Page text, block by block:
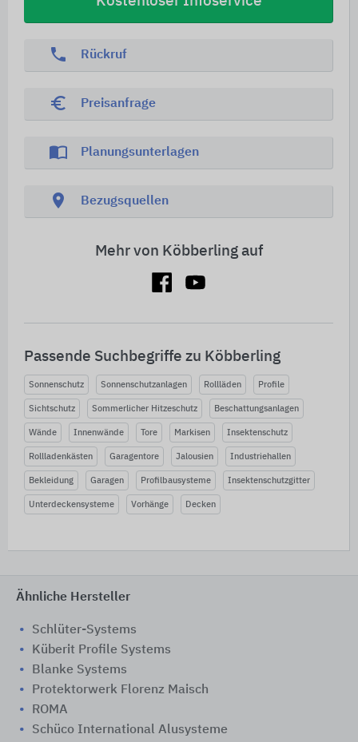
phone Rückruf
euro_symbol Preisanfrage
import_contacts Planungsunterlagen
location_on Bezugsquellen
Mehr von Köbberling auf
Passende Suchbegriffe zu Köbberling
Sonnenschutz Sonnenschutzanlagen Rollläden Profile
Sichtschutz Sommerlicher Hitzeschutz Beschattungsanlagen
Wände Innenwände Tore Markisen Insektenschutz
Rollladenkästen Garagentore Jalousien Industriehallen
Bekleidung Garagen Profilbausysteme Insektenschutzgitter
Unterdeckensysteme Vorhänge Decken
Ähnliche Hersteller
Schlüter-Systems
Küberit Profile Systems
Blanke Systems
Protektorwerk Florenz Maisch
ROMA
Schüco International Alusysteme